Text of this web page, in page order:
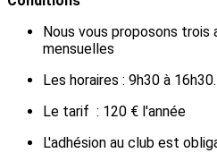
Nous vous proposons
mensuelles
Les horaires : 9h30 à 16h30.
Le tarif : 120 € l'année
L'adhésion au club est